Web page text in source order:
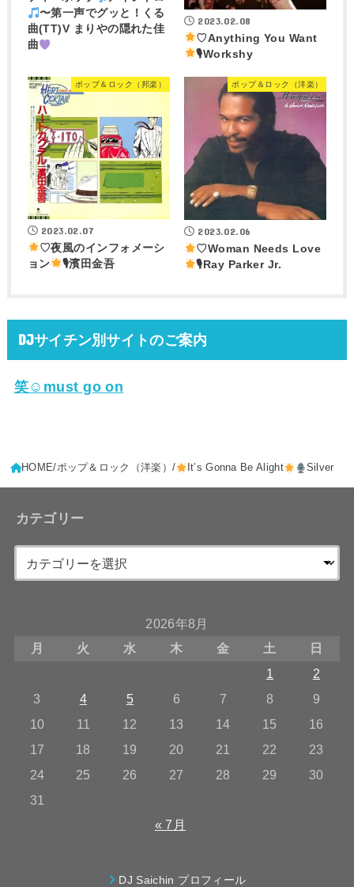
〜第一声でグッと！くる
曲(TT)V まりやの隠れた佳
曲
2023.02.08
♡Anything You Want
🎙Workshy
ポップ＆ロック（邦楽）
2023.02.07
♡夜風のインフォメーシ
ョン
🎙濱田金吾
ポップ＆ロック（洋楽）
2023.02.06
♡Woman Needs Love
🎙Ray Parker Jr.
DJサイチン別サイトのご案内
笑☺must go on
HOME ポップ＆ロック（洋楽） It’s Gonna Be Alight Silver
カテゴリー
2026年8月
月
火 水 木 金 土
日
1
2
3
4 5 6 7 8
9
10
11 12 13 14 15
16
17
18 19 20 21 22
23
24
25 26 27 28 29
30
31
« 7月
DJ Saichin プロフィール